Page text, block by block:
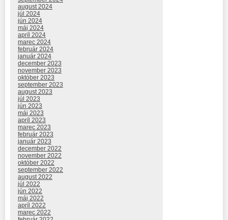
august 2024
júl 2024
jún 2024
máj 2024
apríl 2024
marec 2024
február 2024
január 2024
december 2023
november 2023
október 2023
september 2023
august 2023
júl 2023
jún 2023
máj 2023
apríl 2023
marec 2023
február 2023
január 2023
december 2022
november 2022
október 2022
september 2022
august 2022
júl 2022
jún 2022
máj 2022
apríl 2022
marec 2022